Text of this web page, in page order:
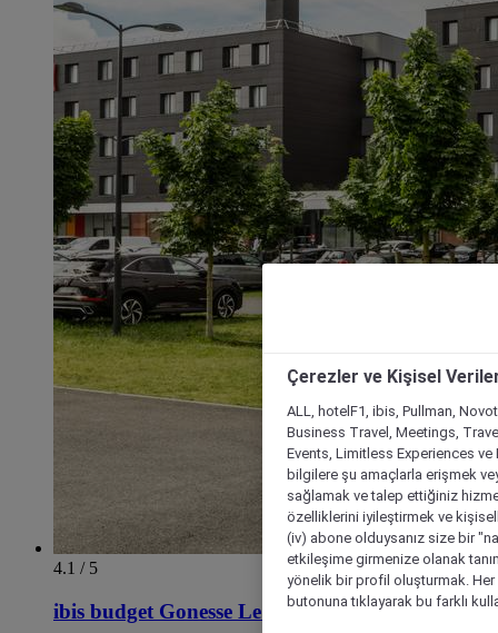
4.1 / 5
ibis budget Gonesse Le Bourget
Çerezler ve Kişisel
ALL, hotelF1, ibis, Pullman,
Business Travel, Meetings,
Events, Limitless Experiences
bilgilere şu amaçlarla erişmek
sağlamak ve talep ettiğiniz
özelliklerini iyileştirmek ve
(iv) abone olduysanız size bir
etkileşime girmenize olanak
yönelik bir profil oluşturmak.
butonuna tıklayarak bu farklı